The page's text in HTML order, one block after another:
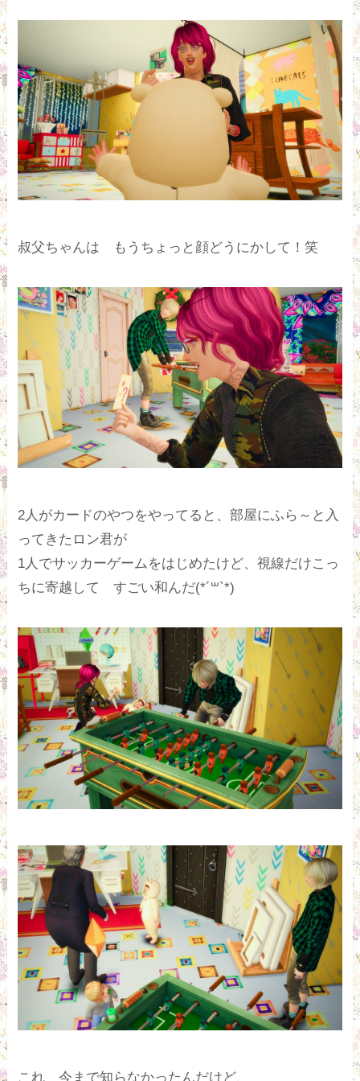
叔父ちゃんは もうちょっと顔どうにかして！笑
2人がカードのやつをやってると、部屋にふら～と入
ってきたロン君が
1人でサッカーゲームをはじめたけど、視線だけこっ
ちに寄越して すごい和んだ(*´꒳`*)
これ 今まで知らなかったんだけど、